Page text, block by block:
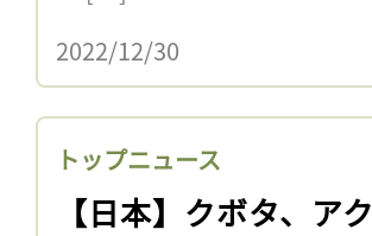
2022/12/30
トップニュース
【日本】クボタ、ア